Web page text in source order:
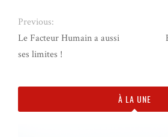
Previous:
Le Facteur Humain a aussi
ses limites !
À LA UNE